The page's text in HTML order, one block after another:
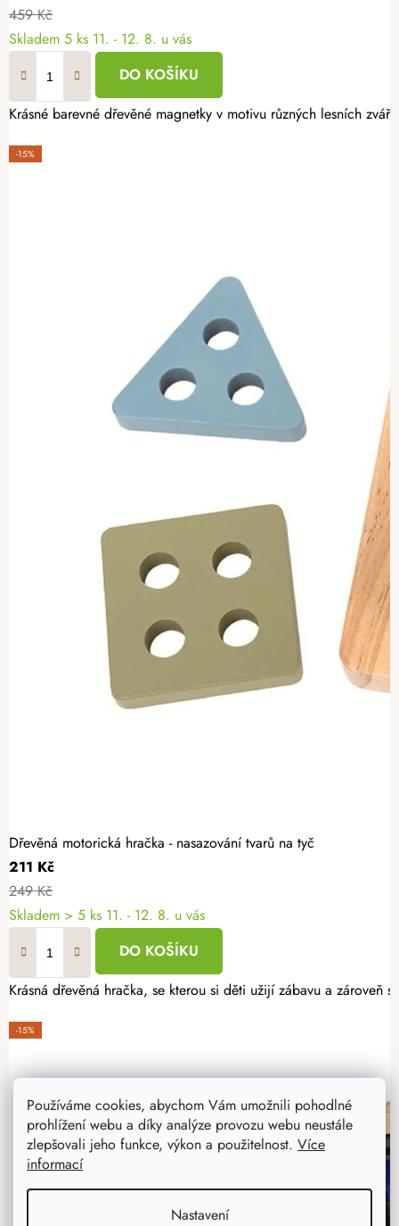
Používáme cookies, abychom Vám umožnili pohodlné
prohlížení webu a díky analýze provozu webu neustále
zlepšovali jeho funkce, výkon a použitelnost. Více
informací
Nastavení
459 Kč
Skladem 5 ks 11. - 12. 8. u vás
DO KOŠÍKU
Krásné barevné dřevěné magnetky v motivu různých lesních
-15%
Dřevěná motorická hračka - nasazování tvarů na tyč
211 Kč
249 Kč
Skladem > 5 ks 11. - 12. 8. u vás
DO KOŠÍKU
Krásná dřevěná hračka, se kterou si děti užijí zábavu a
-15%